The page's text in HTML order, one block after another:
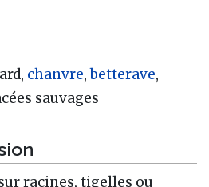
chanvre,betterave,
sauvages
racines, tigelles ou